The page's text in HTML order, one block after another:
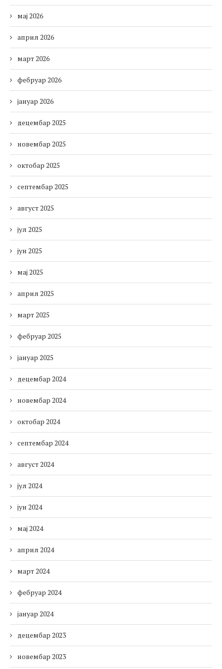
мај 2026
април 2026
март 2026
фебруар 2026
јануар 2026
децембар 2025
новембар 2025
октобар 2025
септембар 2025
август 2025
јул 2025
јун 2025
мај 2025
април 2025
март 2025
фебруар 2025
јануар 2025
децембар 2024
новембар 2024
октобар 2024
септембар 2024
август 2024
јул 2024
јун 2024
мај 2024
април 2024
март 2024
фебруар 2024
јануар 2024
децембар 2023
новембар 2023